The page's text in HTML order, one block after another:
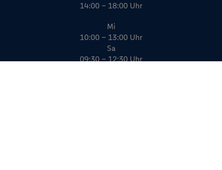
14:00 – 18:00 Uhr
Mi
10:00 – 13:00 Uhr
Sa
09:30 – 12:30 Uhr